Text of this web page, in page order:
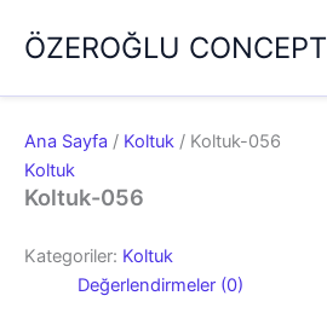
atlaÖZEROĞLU CONCEPT
Ana Sayfa / Koltuk / Koltuk-056
Koltuk
Koltuk-056
Kategoriler: Koltuk
Değerlendirmeler (0)